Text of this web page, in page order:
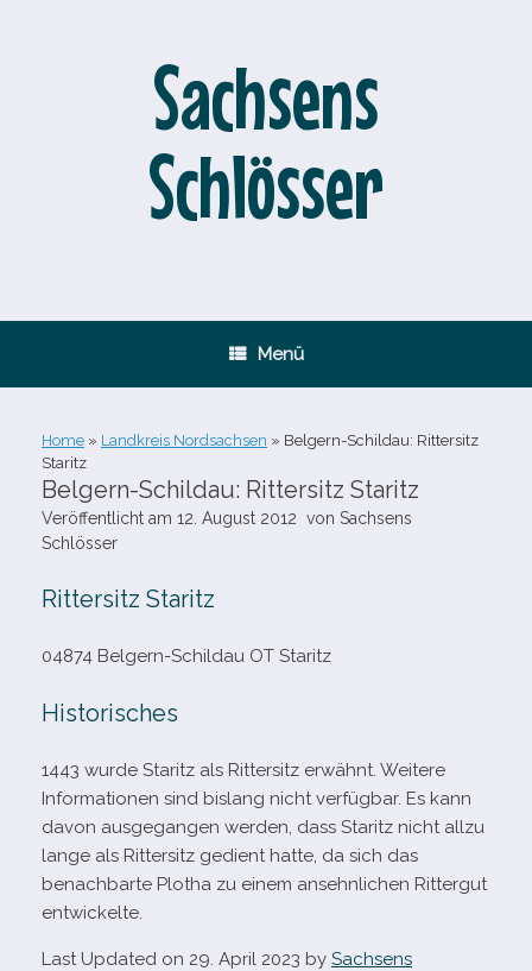
Sachsens
Schlösser
Menü
Home » Landkreis Nordsachsen » Belgern-​Schildau: Rittersitz
Staritz
Belgern-​Schildau: Rittersitz Staritz
Veröffentlicht am 12. August 2012 von Sachsens
Schlösser
Rittersitz Staritz
04874 Belgern-​Schildau OT Staritz
Historisches
1443 wurde Staritz als Rittersitz erwähnt. Weitere
Informationen sind bis­lang nicht ver­füg­bar. Es kann
davon aus­ge­gan­gen wer­den, dass Staritz nicht allzu
lange als Rittersitz gedient hatte, da sich das
benach­barte Plotha zu einem ansehn­li­chen Rittergut
entwickelte.
Last Updated on 29. April 2023 by Sachsens